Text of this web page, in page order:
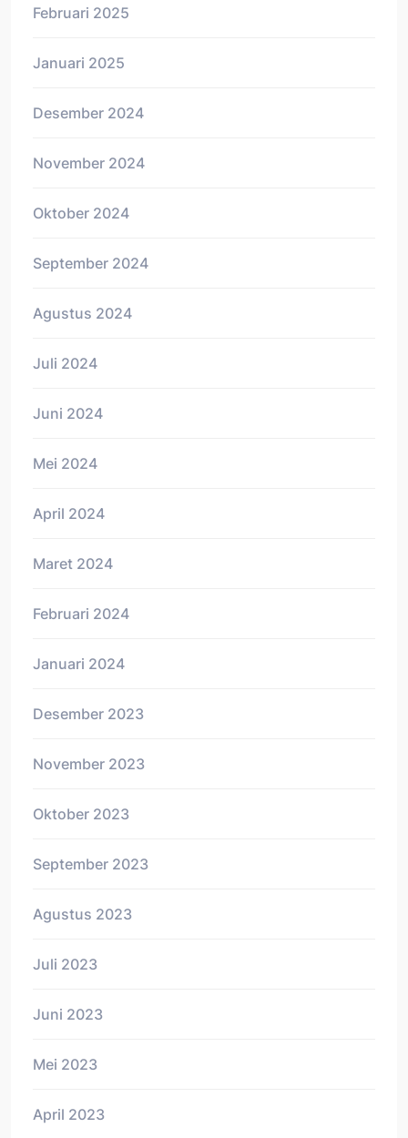
Februari 2025
Januari 2025
Desember 2024
November 2024
Oktober 2024
September 2024
Agustus 2024
Juli 2024
Juni 2024
Mei 2024
April 2024
Maret 2024
Februari 2024
Januari 2024
Desember 2023
November 2023
Oktober 2023
September 2023
Agustus 2023
Juli 2023
Juni 2023
Mei 2023
April 2023